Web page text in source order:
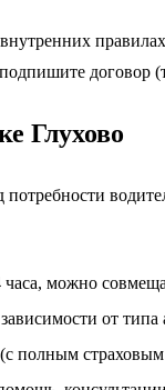
договор
Глухово
потребности
можно
от
полным